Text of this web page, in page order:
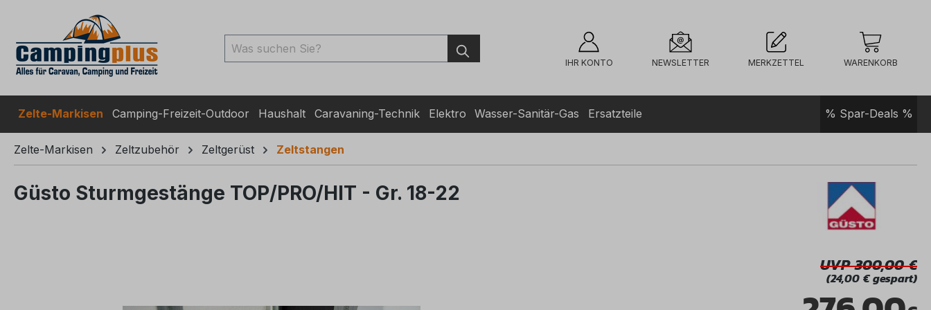
Zur Suche springen
NEWSLETTER MERKZETTEL
IHR KONTO WARENKORB
Zelte-Markisen Camping-Freizeit-Outdoor Haushalt Caravaning-Technik Elektro Wasser-Sanitär-Gas Ersatzteile % Spar-Deals %
Zelte-Markisen Zeltzubehör Zeltgerüst Zeltstangen
Güsto Sturmgestänge TOP/PRO/HIT - Gr. 18-22
UVP 300,00
(24,00 € gespart)